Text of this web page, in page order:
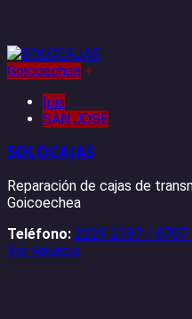
Goicoechea +
Ipis
SAN JOSÉ
SOLOCAJAS
Reparación de cajas de
Goicoechea
Teléfono: 2229 2387 / 8707
Ver Anuncio